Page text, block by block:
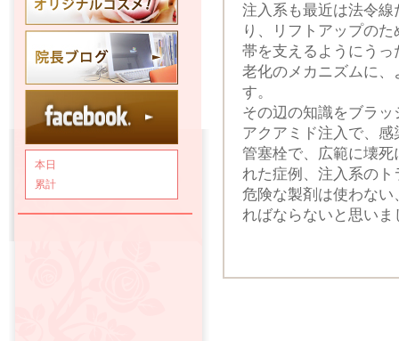
本日
累計
注入系も最近は法令
り、リフトアップの
帯を支えるようにう
老化のメカニズムに
す。
その辺の知識をブラ
アクアミド注入で、
管塞栓で、広範に壊
れた症例、注入系の
危険な製剤は使わな
ればならないと思いま